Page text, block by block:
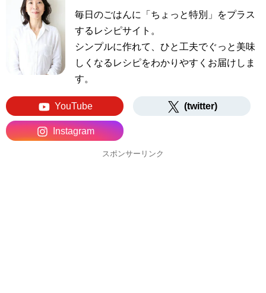
毎日のごはんに「ちょっと特別」をプラス
するレシピサイト。
シンプルに作れて、ひと工夫でぐっと美味
しくなるレシピをわかりやすくお届けしま
す。
YouTube (twitter)
Instagram
スポンサーリンク